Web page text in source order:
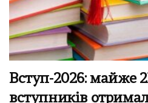
Вступ-2026: майже
вступників